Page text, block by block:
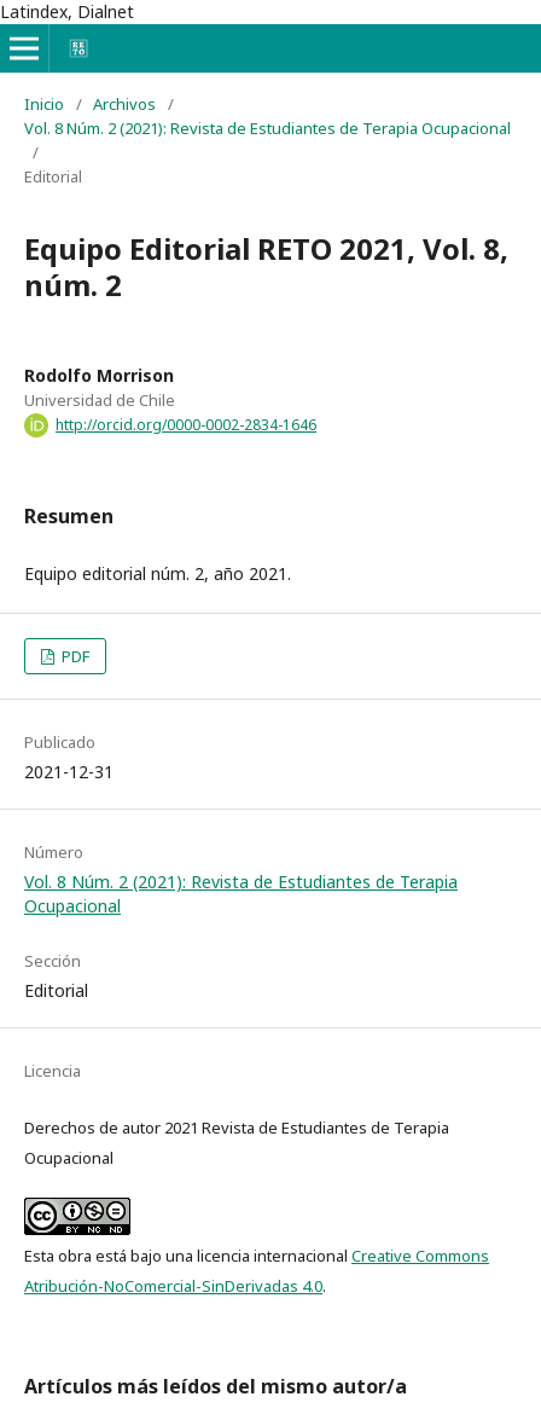
Latindex, Dialnet
Inicio / Archivos
/
Vol. 8 Núm. 2 (2021): Revista de Estudiantes de Terapia Ocupacional
/
Editorial
Equipo Editorial RETO 2021, Vol. 8,
núm. 2
Rodolfo Morrison
Universidad de Chile
http://orcid.org/0000-0002-2834-1646
Resumen
Equipo editorial núm. 2, año 2021.
PDF
Publicado
2021-12-31
Número
Vol. 8 Núm. 2 (2021): Revista de Estudiantes de Terapia
Ocupacional
Sección
Editorial
Licencia
Derechos de autor 2021 Revista de Estudiantes de Terapia
Ocupacional
Esta obra está bajo una licencia internacional Creative Commons
Atribución-NoComercial-SinDerivadas 4.0.
Artículos más leídos del mismo autor/a